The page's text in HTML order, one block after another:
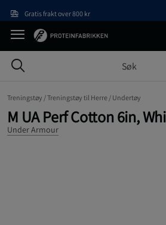
Gratis frakt over 800 kr
Treningstøy /Treningstøy til Herre / Undertøy
M UA Perf Cotton 6in,
Under Armour